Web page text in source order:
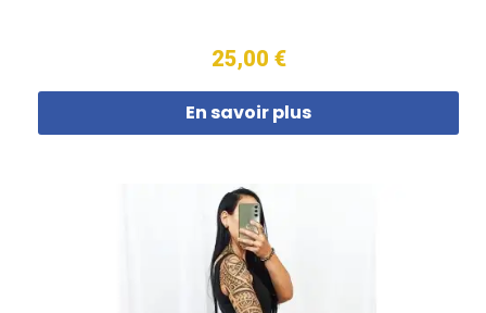
25,00 €
En savoir plus